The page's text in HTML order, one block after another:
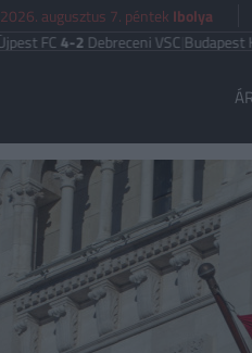
2026. augusztus 7. péntek Ibolya
4-2Debreceni VSC|Budapest Honvéd